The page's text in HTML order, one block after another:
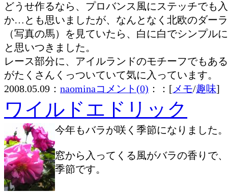
どうせ作るなら、プロバンス風にステッチでも
か…とも思いましたが、なんとなく北欧のダー
（写真の馬）を見ていたら、白に白でシンプル
と思いつきました。
レース部分に、アイルランドのモチーフでもあ
がたくさんくっついていて気に入っています。
2008.05.09： naominaコメント(0) ：：[メモ/趣味]
ワイルドエドリック
今年もバラが咲く季節になりました。
窓から入ってくる風がバラの香りで
季節です。